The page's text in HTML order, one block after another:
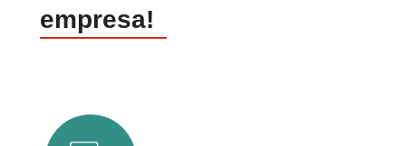
empresa!